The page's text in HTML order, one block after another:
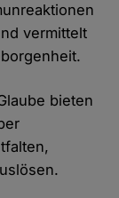
vermittelt
bieten